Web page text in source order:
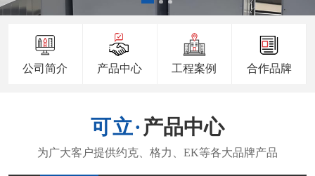
公司简介 产品中心 工程案例 合作品牌
产品中心